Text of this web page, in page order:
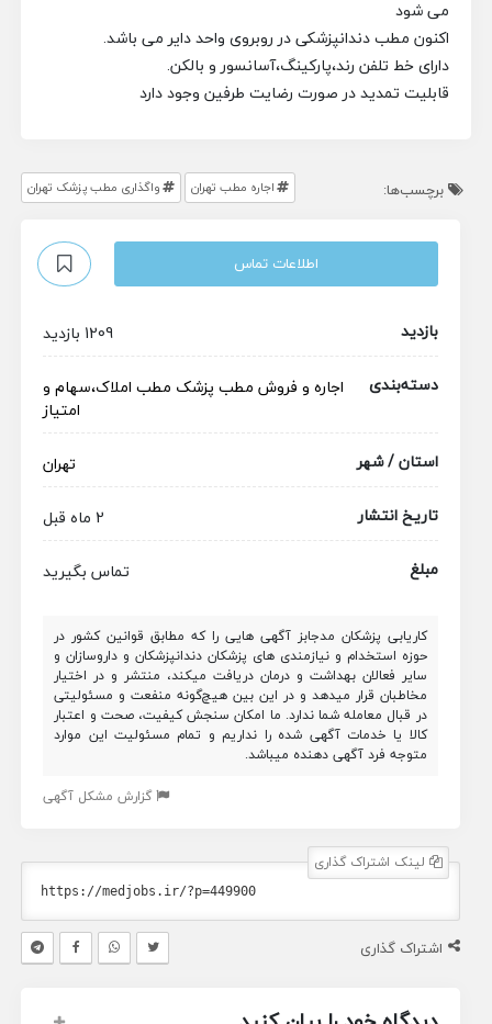
می شود
اکنون مطب دندانپزشکی در روبروی واحد دایر می باشد.
دارای خط تلفن رند،پارکینگ،آسانسور و بالکن.
قابلیت تمدید در صورت رضایت طرفین وجود دارد
برچسب‌ها: اجاره مطب تهران واگذاری مطب پزشک تهران
اطلاعات تماس
بازدید
1209 بازدید
دسته‌بندی
اجاره و فروش مطب پزشک مطب املاک،سهام و
امتیاز
استان / شهر
تهران
تاریخ انتشار
2 ماه قبل
مبلغ
تماس بگیرید
کاریابی پزشکان مدجابز آگهی هایی را که مطابق قوانین کشور در
حوزه استخدام و نیازمندی های پزشکان دندانپزشکان و داروسازان و
سایر فعالان بهداشت و درمان دریافت میکند، منتشر و در اختیار
مخاطبان قرار میدهد و در این بین هیچ‌گونه منفعت و مسئولیتی
در قبال معامله شما ندارد. ما امکان سنجش کیفیت، صحت و اعتبار
کالا یا خدمات آگهی شده را نداریم و تمام مسئولیت این موارد
متوجه فرد آگهی دهنده میباشد.
گزارش مشکل آگهی
لینک اشتراک گذاری
اشتراک گذاری